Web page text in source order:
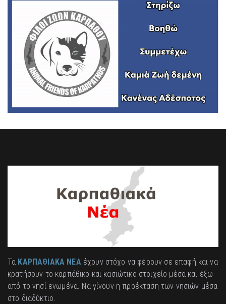
Τα ΚΑΡΠΑΘΙΑΚΑ ΝΕΑέχουν στόχο να φέρουν σε επαφή και να
κρατήσουν το καρπάθικο και κασιώτικο στοιχείο μέσα και έξω
από το νησί ενωμένα. Να γίνουν η προέκταση των νησιών μέσα
στο διαδύκτιο.